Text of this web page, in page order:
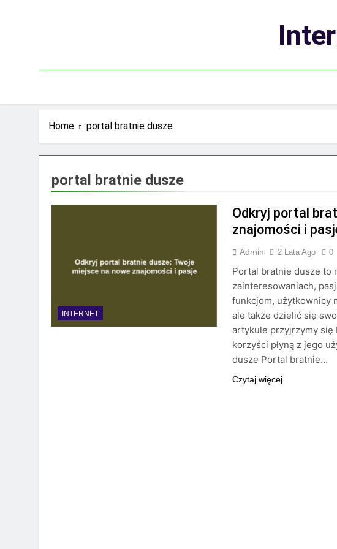
Home portal bratnie dusze
portal bratnie dusze
INTERNET
Odkryj portal
znajomości i
Admin 2 Lata Ago 0
Portal bratnie dusze to
zainteresowaniach,
funkcjom, użytkownicy
ale także dzielić się
artykule przyjrzymy się
korzyści płyną z jego
dusze Portal bratnie…
Czytaj więcej